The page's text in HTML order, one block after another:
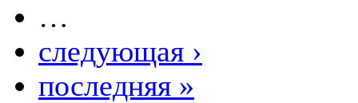
…
следующая ›
последняя »